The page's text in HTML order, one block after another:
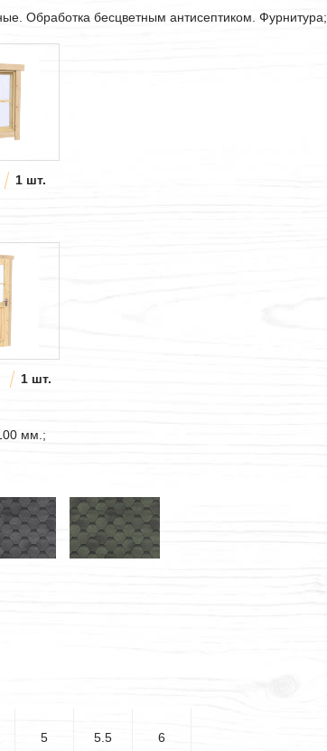
Обработка бесцветным антисептиком. Фурнитура;
1 шт.
1 шт.
мм.;
5 5.5 6